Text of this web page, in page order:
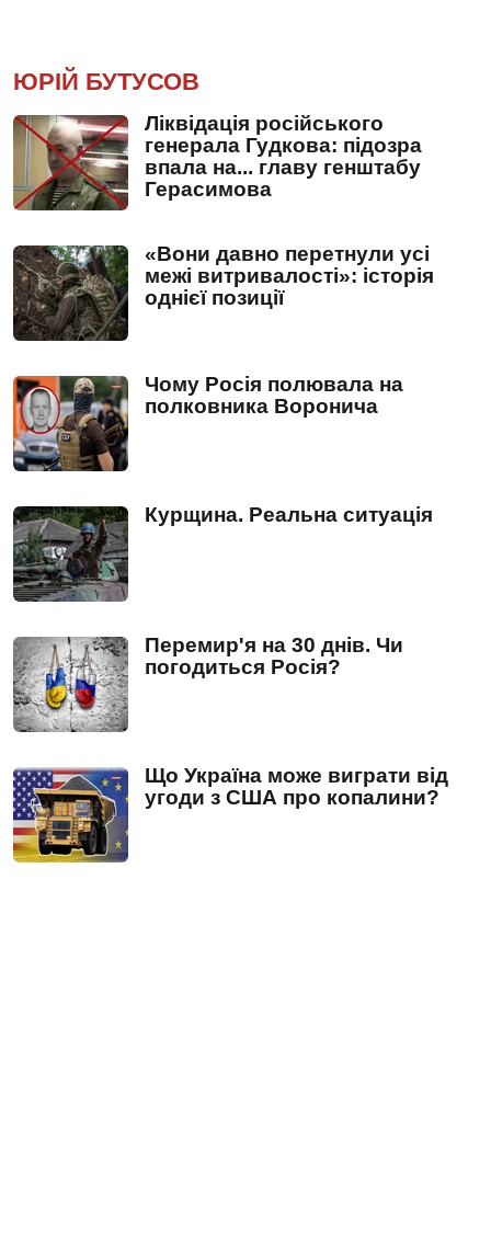
ЮРІЙ БУТУСОВ
Ліквідація російського
генерала Гудкова: підозра
впала на... главу генштабу
Герасимова
«Вони давно перетнули усі
межі витривалості»: історія
однієї позиції
Чому Росія полювала на
полковника Воронича
Курщина. Реальна ситуація
Перемир'я на 30 днів. Чи
погодиться Росія?
Що Україна може виграти від
угоди з США про копалини?